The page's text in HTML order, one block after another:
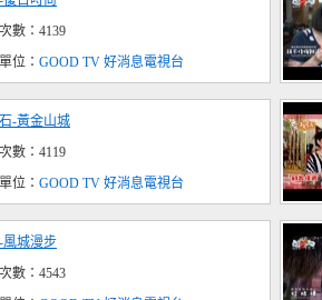
數：4139
位： GOOD TV 好消息電視台
-黃金山城
數：4119
位： GOOD TV 好消息電視台
風城漫步
數：4543